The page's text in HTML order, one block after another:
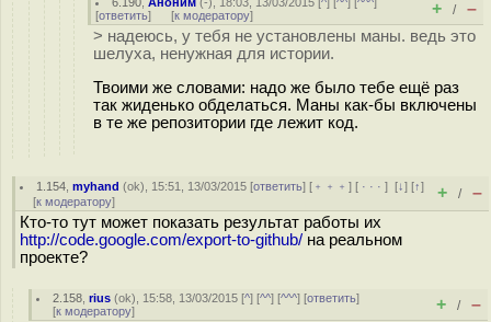
[ответить] [к модератору] + / –
> надеюсь, у тебя не установлены маны. ведь это
шелуха, ненужная для истории.
Твоими же словами: надо же было тебе ещё раз
так жиденько обделаться. Маны как-бы включены
в те же репозитории где лежит код.
1.154 ,myhand (ok), 15:51, 13/03/2015 [ответить] [ ﹢﹢﹢] [ · · ·][↓] [↑]
[к модератору] + / –
Кто-то тут может показать результат работы их
http://code.google.com/export-to-github/ на реальном
проекте?
2.158 ,rius (ok), 15:58, 13/03/2015 [^] [^^] [^^^] [ответить]
[к модератору] + / –